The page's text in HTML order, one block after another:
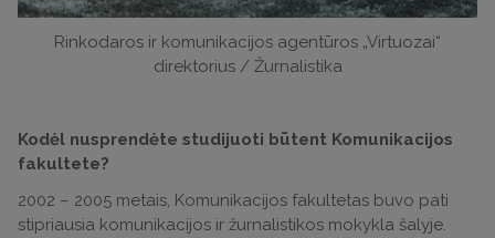
Rinkodaros ir komunikacijos agentūros „Virtuozai“
direktorius / Žurnalistika
Kodėl nusprendėte studijuoti būtent Komunikacijos
fakultete?
2002 – 2005 metais, Komunikacijos fakultetas buvo pati
stipriausia komunikacijos ir žurnalistikos mokykla šalyje.